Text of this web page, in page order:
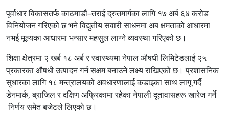
पूर्वाधार विकासतर्फ काठमाडौं–तराई द्रुतमार्गका लागि १७ अर्ब ६४ करोड
विनियोजन गरिएको छ भने विद्युतीय सवारी साधनमा अब क्षमताको आधारमा
नभई मूल्यका आधारमा भन्सार महसुल लाग्ने व्यवस्था गरिएको छ।
शिक्षा क्षेत्रमा २ खर्ब १८ अर्ब र स्वास्थ्यमा नेपाल औषधी लिमिटेडलाई २५
प्रकारका औषधी उत्पादन गर्न सक्षम बनाउने लक्ष्य राखिएको छ। प्रशासनिक
सुधारका लागि १८ मन्त्रालयको अवधारणालाई कडाइका साथ लागू गर्दै
डेनमार्क, ब्राजिल र दक्षिण अफ्रिकामा रहेका नेपाली दूतावासहरू खारेज गर्ने
निर्णय समेत बजेटले लिएको छ।